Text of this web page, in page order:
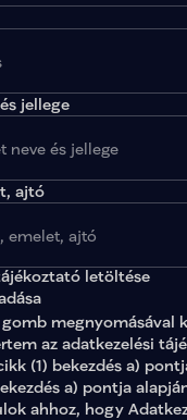
jellege
ajtó
letöltése
gomb megnyomásával
az adatkezelési
(1) bekezdés a)
a) pontja
ahhoz, hogy